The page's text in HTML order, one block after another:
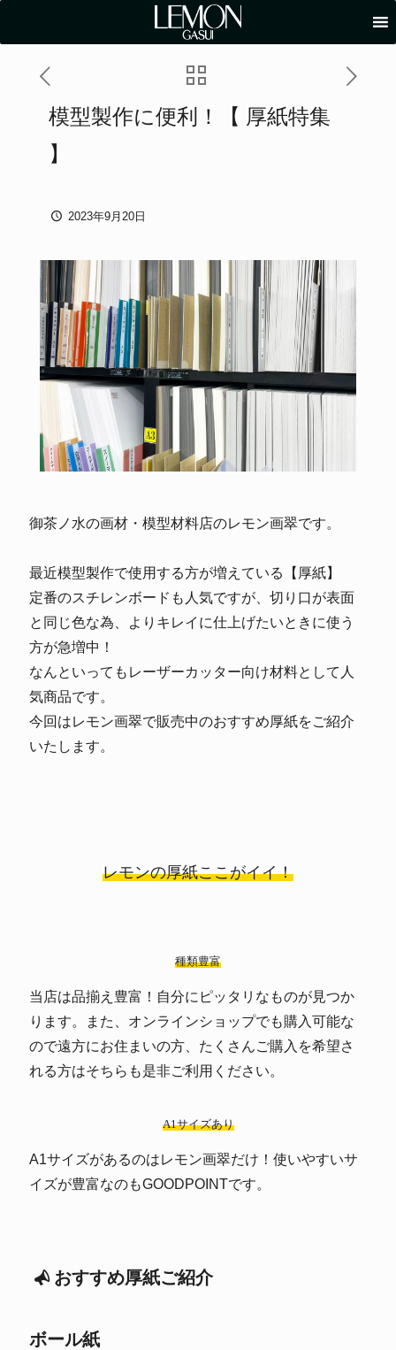
模型製作に便利！【 厚紙特集
】
2023年9月20日
御茶ノ水の画材・模型材料店のレモン画翠です。
最近模型製作で使用する方が増えている【厚紙】
定番のスチレンボードも人気ですが、切り口が表面
と同じ色な為、よりキレイに仕上げたいときに使う
方が急増中！
なんといってもレーザーカッター向け材料として人
気商品です。
今回はレモン画翠で販売中のおすすめ厚紙をご紹介
いたします。
レモンの厚紙ここがイイ！
種類豊富
当店は品揃え豊富！自分にピッタリなものが見つか
ります。また、オンラインショップでも購入可能な
ので遠方にお住まいの方、たくさんご購入を希望さ
れる方はそちらも是非ご利用ください。
A1サイズあり
A1サイズがあるのはレモン画翠だけ！使いやすいサ
イズが豊富なのもGOODPOINTです。
おすすめ厚紙ご紹介
ボール紙